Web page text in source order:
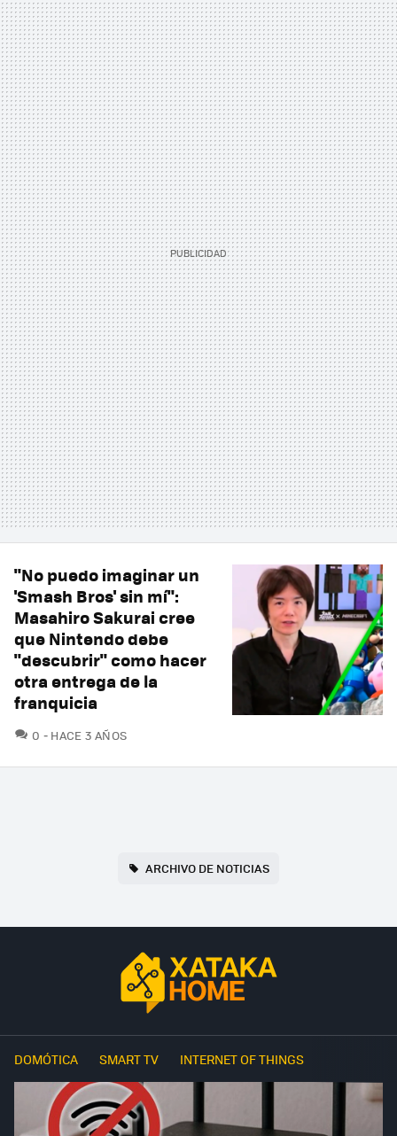
"No puedo imaginar un
'Smash Bros' sin mí":
Masahiro Sakurai cree
que Nintendo debe
"descubrir" como hacer
otra entrega de la
franquicia
0 COMENTARIOS
HACE 3 AÑOS
ARCHIVO DE NOTICIAS
DOMÓTICA SMART TV INTERNET OF THINGS